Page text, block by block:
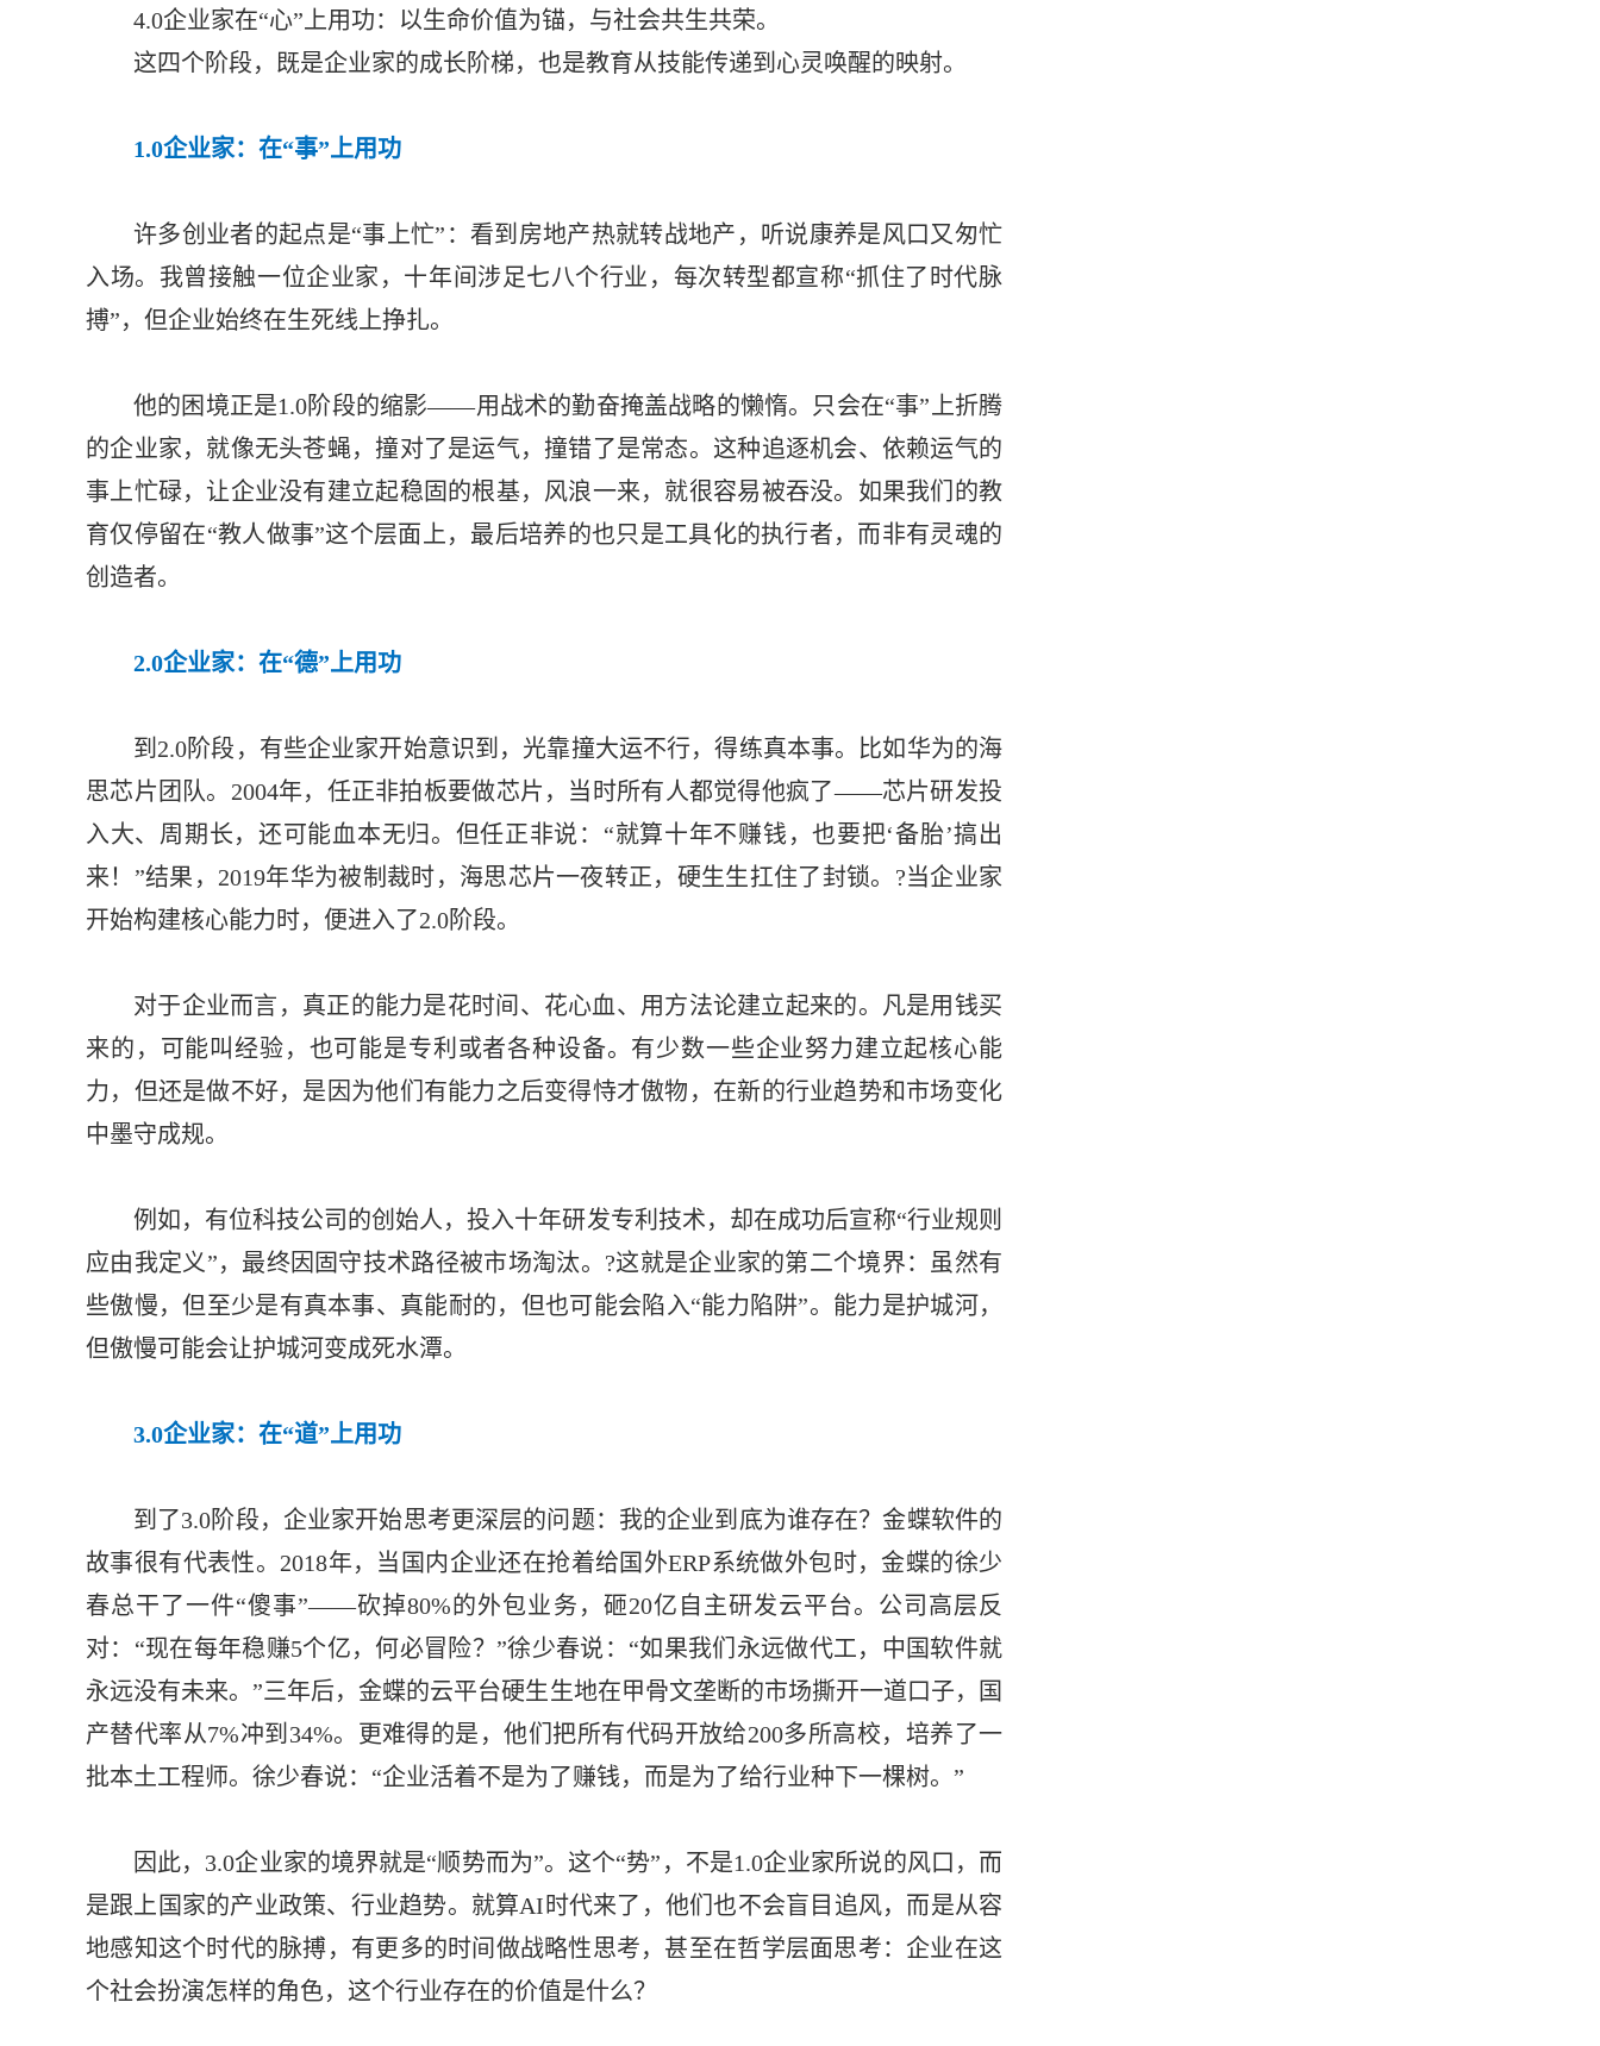
4.0企业家在“心”上用功：以生命价值为锚，与社会共生共荣。
这四个阶段，既是企业家的成长阶梯，也是教育从技能传递到心灵唤醒的映射。
1.0企业家：在“事”上用功
许多创业者的起点是“事上忙”：看到房地产热就转战地产，听说康养是风口又匆忙
入场。我曾接触一位企业家，十年间涉足七八个行业，每次转型都宣称“抓住了时代脉
搏”，但企业始终在生死线上挣扎。
他的困境正是1.0阶段的缩影——用战术的勤奋掩盖战略的懒惰。只会在“事”上折腾
的企业家，就像无头苍蝇，撞对了是运气，撞错了是常态。这种追逐机会、依赖运气的
事上忙碌，让企业没有建立起稳固的根基，风浪一来，就很容易被吞没。如果我们的教
育仅停留在“教人做事”这个层面上，最后培养的也只是工具化的执行者，而非有灵魂的
创造者。
2.0企业家：在“德”上用功
到2.0阶段，有些企业家开始意识到，光靠撞大运不行，得练真本事。比如华为的海
思芯片团队。2004年，任正非拍板要做芯片，当时所有人都觉得他疯了——芯片研发投
入大、周期长，还可能血本无归。但任正非说：“就算十年不赚钱，也要把‘备胎’搞出
来！”结果，2019年华为被制裁时，海思芯片一夜转正，硬生生扛住了封锁。?当企业家
开始构建核心能力时，便进入了2.0阶段。
对于企业而言，真正的能力是花时间、花心血、用方法论建立起来的。凡是用钱买
来的，可能叫经验，也可能是专利或者各种设备。有少数一些企业努力建立起核心能
力，但还是做不好，是因为他们有能力之后变得恃才傲物，在新的行业趋势和市场变化
中墨守成规。
例如，有位科技公司的创始人，投入十年研发专利技术，却在成功后宣称“行业规则
应由我定义”，最终因固守技术路径被市场淘汰。?这就是企业家的第二个境界：虽然有
些傲慢，但至少是有真本事、真能耐的，但也可能会陷入“能力陷阱”。能力是护城河，
但傲慢可能会让护城河变成死水潭。
3.0企业家：在“道”上用功
到了3.0阶段，企业家开始思考更深层的问题：我的企业到底为谁存在？金蝶软件的
故事很有代表性。2018年，当国内企业还在抢着给国外ERP系统做外包时，金蝶的徐少
春总干了一件“傻事”——砍掉80%的外包业务，砸20亿自主研发云平台。公司高层反
对：“现在每年稳赚5个亿，何必冒险？”徐少春说：“如果我们永远做代工，中国软件就
永远没有未来。”三年后，金蝶的云平台硬生生地在甲骨文垄断的市场撕开一道口子，国
产替代率从7%冲到34%。更难得的是，他们把所有代码开放给200多所高校，培养了一
批本土工程师。 徐少春说：“企业活着不是为了赚钱，而是为了给行业种下一棵树。”
因此，3.0企业家的境界就是“顺势而为”。这个“势”，不是1.0企业家所说的风口，而
是跟上国家的产业政策、行业趋势。就算AI时代来了，他们也不会盲目追风，而是从容
地感知这个时代的脉搏，有更多的时间做战略性思考，甚至在哲学层面思考：企业在这
个社会扮演怎样的角色，这个行业存在的价值是什么？